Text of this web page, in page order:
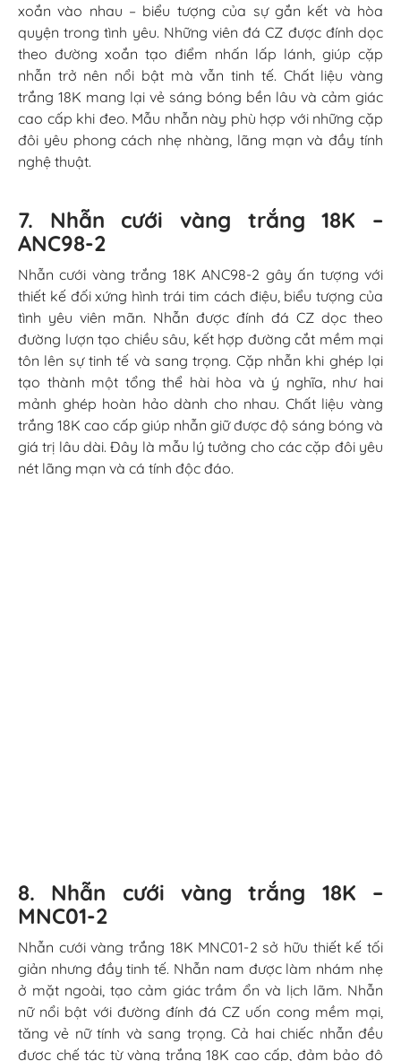
xoắn vào nhau – biểu tượng của sự gắn kết và hòa
quyện trong tình yêu. Những viên đá CZ được đính dọc
theo đường xoắn tạo điểm nhấn lấp lánh, giúp cặp
nhẫn trở nên nổi bật mà vẫn tinh tế. Chất liệu vàng
trắng 18K mang lại vẻ sáng bóng bền lâu và cảm giác
cao cấp khi đeo. Mẫu nhẫn này phù hợp với những cặp
đôi yêu phong cách nhẹ nhàng, lãng mạn và đầy tính
nghệ thuật.
7. Nhẫn cưới vàng trắng 18K –
ANC98-2
Nhẫn cưới vàng trắng 18K ANC98-2 gây ấn tượng với
thiết kế đối xứng hình trái tim cách điệu, biểu tượng của
tình yêu viên mãn. Nhẫn được đính đá CZ dọc theo
đường lượn tạo chiều sâu, kết hợp đường cắt mềm mại
tôn lên sự tinh tế và sang trọng. Cặp nhẫn khi ghép lại
tạo thành một tổng thể hài hòa và ý nghĩa, như hai
mảnh ghép hoàn hảo dành cho nhau. Chất liệu vàng
trắng 18K cao cấp giúp nhẫn giữ được độ sáng bóng và
giá trị lâu dài. Đây là mẫu lý tưởng cho các cặp đôi yêu
nét lãng mạn và cá tính độc đáo.
MTNC0417
Nhẫn cưới vàng trắng 10K MTNC0417 sở hữu thiết kế
tinh xảo với họa tiết đan xen mềm mại như sợi dây gắn
kết, tượng trưng cho sự đồng hành bền chặt của hai
tâm hồn. Nhẫn nữ nổi bật với viên đá CZ chủ sáng rực
rỡ ở trung tâm, kết hợp cùng hai viên đá tấm bên hông,
tạo hiệu ứng lấp lánh đầy cuốn hút. Nhẫn nam nhẹ
nhàng hơn nhưng vẫn giữ chi tiết đan chéo đồng điệu